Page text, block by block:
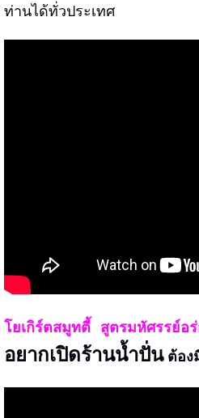
ท่านได้ทั่วประเทศ
โยเกิร์ตสมูทตี้ สูตรมหัศรรย์อร่
อยากเปิดร้านน้ำปั่นต้อง